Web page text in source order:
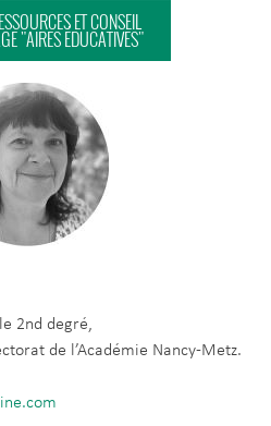
ET CONSEIL
"AIRES ÉDUCATIVES"
2nd degré,
de l’Académie Nancy-Metz.